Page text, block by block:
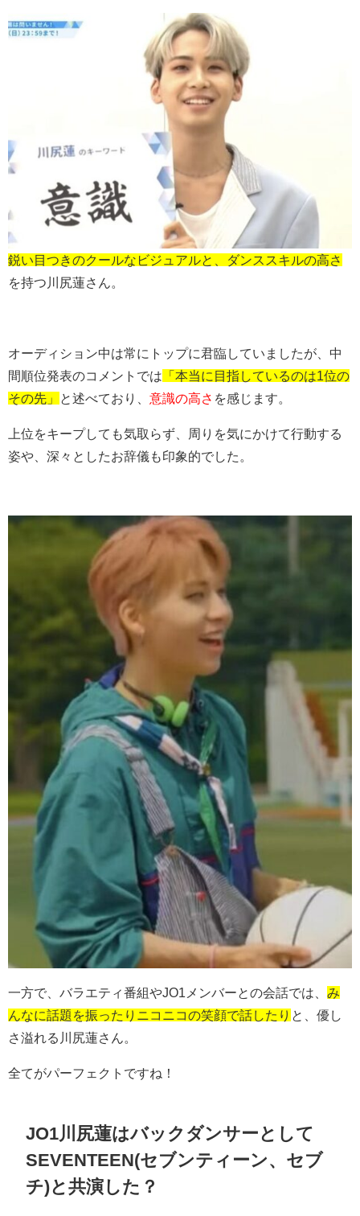
鋭い目つきのクールなビジュアルと、ダンススキルの高さ
を持つ川尻蓮さん。
オーディション中は常にトップに君臨していましたが、中
間順位発表のコメントでは 「本当に目指しているのは1位の
その先」
と述べており、 意識の高さ を感じます。
上位をキープしても気取らず、周りを気にかけて行動する
姿や、深々としたお辞儀も印象的でした。
一方で、バラエティ番組やJO1メンバーとの会話では、 み
んなに話題を振ったりニコニコの笑顔で話したり と、優し
さ溢れる川尻蓮さん。
全てがパーフェクトですね！
JO1川尻蓮はバックダンサーとして
SEVENTEEN(セブンティーン、セブ
チ)と共演した？